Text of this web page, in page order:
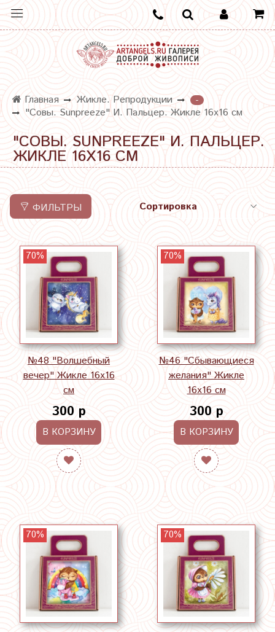
Главная Жикле. Репродукции
-
"Совы. Sunpreeze" И. Пальцер. Жикле 16х16 см
"СОВЫ. SUNPREEZE" И. ПАЛЬЦЕР.
ЖИКЛЕ 16Х16 СМ
ФИЛЬТРЫ
70%
№48 "Волшебный
вечер" Жикле 16х16
см
300 р
В КОРЗИНУ
70%
№46 "Сбывающиеся
желания" Жикле
16х16 см
300 р
В КОРЗИНУ
70% 70%